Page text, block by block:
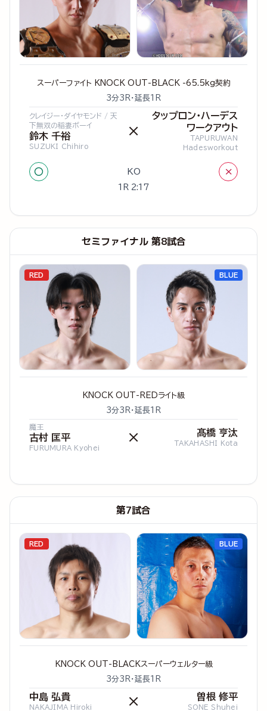
スーパーファイト KNOCK OUT-BLACK -65.5kg契約
3分3R・延長1R
クレイジー・ダイヤモンド / 天
下無双の稲妻ボーイ
鈴木 千裕
SUZUKI Chihiro
×
タップロン・ハーデス
ワークアウト
TAPURUWAN
Hadesworkout
○ KO ×
1R 2:17
セミファイナル 第8試合
RED
KNOCK OUT-REDライト級
3分3R・延長1R
魔王
古村 匡平
FURUMURA Kyohei
× 髙橋 亨汰
TAKAHASHI Kota
BLUE
第7試合
RED
KNOCK OUT-BLACKスーパーウェルター級
3分3R・延長1R
中島 弘貴
NAKAJIMA Hiroki × 曽根 修平
SONE Shuhei
BLUE